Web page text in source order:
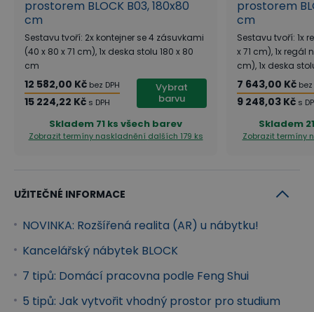
Možnost rozšíření o další místa i prvky
Sestavy kancelářského nábytku BLOCK lze díky
modulárnosti, která prostupuje celou kolekcí
snadno kdykoliv rozšířit a upravit podle aktuálních
potřeb. V případě nutnosti přidání dalšího
alei samostatné nízké skříňky, kontejnery nebo
regály, které mohou zároveň sloužit i jako
hotové sestavy.
prostorem BLOCK B03, 180x80
cm
Sestavu tvoří: 2x kontejner se 4 zásuvkami
(40 x 80 x 71 cm), 1x deska stolu 180 x 80
cm
12 582,00 Kč bez DPH
15 224,22 Kč s DPH
Vybrat
barvu
Skladem 71 ks všech barev
Zobrazit termíny naskladnění dalších 179 ks
prostorem
cm
Sestavu tvoří: 1x
x 71 cm), 1x regál
cm), 1x deska
7 643,00 Kč bez
9 248,03 Kč s
Skladem
Zobrazit termíny
UŽITEČNÉ INFORMACE
NOVINKA: Rozšířená realita (AR) u nábytku!
Kancelářský nábytek BLOCK
7 tipů: Domácí pracovna podle Feng Shui
5 tipů: Jak vytvořit vhodný prostor pro studium